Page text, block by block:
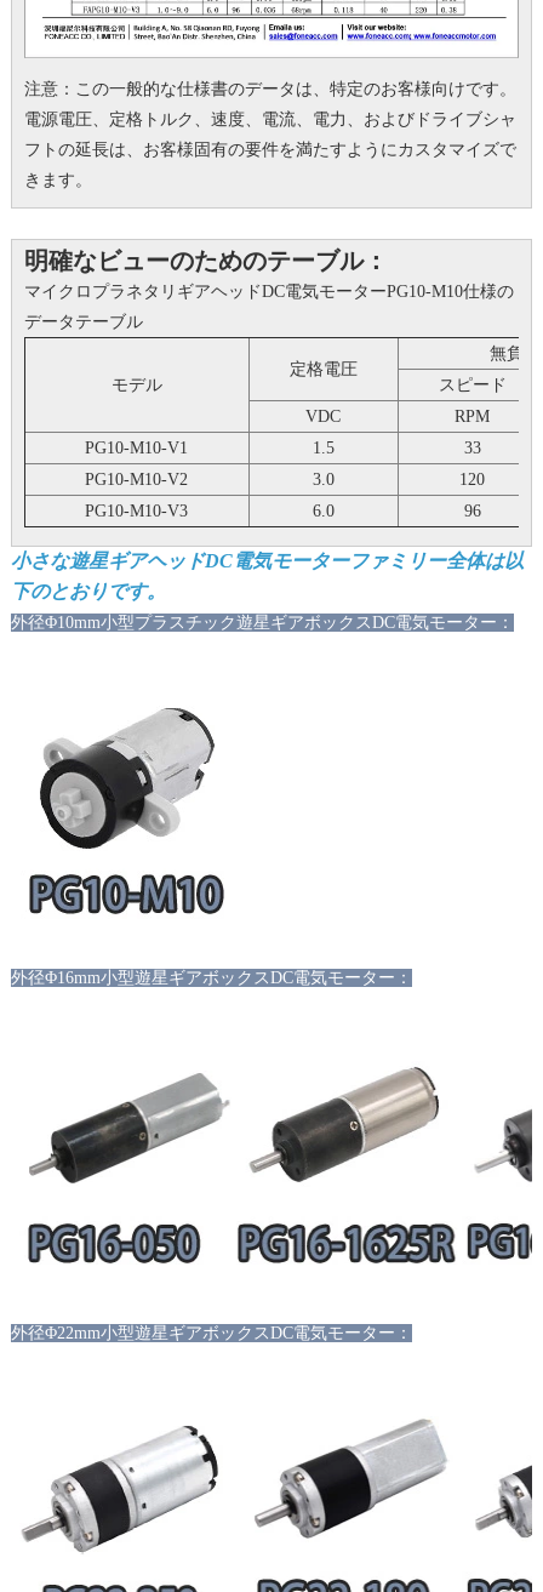
注意：この一般的な仕様書のデータは、特定のお客様向けです。
電源電圧、定格トルク、速度、電流、電力、およびドライブシャ
フトの延長は、お客様固有の要件を満たすようにカスタマイズで
きます。
明確なビューのためのテーブル：
マイクロプラネタリギアヘッドDC電気モーターPG10-M10仕様の
データテーブル
モデル
定格電圧
無負荷
スピード
VDC
RPM
PG10-M10-V1
1.5
33
PG10-M10-V2
3.0
120
PG10-M10-V3
6.0 96
小さな遊星ギアヘッドDC電気モーターファミリー全体は以
下のとおりです。
外径Φ10mm小型プラスチック遊星ギアボックスDC電気モーター：
外径Φ16mm小型遊星ギアボックスDC電気モーター：
外径Φ22mm小型遊星ギアボックスDC電気モーター：